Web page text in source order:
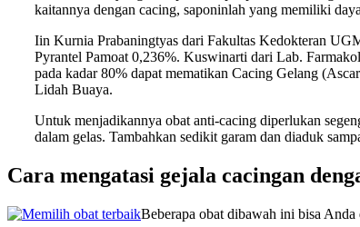
kaitannya dengan cacing, saponinlah yang memiliki
Iin Kurnia Prabaningtyas dari Fakultas Kedokteran
Pyrantel Pamoat 0,236%. Kuswinarti dari Lab.
pada kadar 80% dapat mematikan Cacing Gelang
Lidah Buaya.
Untuk menjadikannya obat anti-cacing diperlukan
dalam gelas. Tambahkan sedikit garam dan diaduk
Cara mengatasi gejala cacingan
Beberapa obat dibawah ini bisa